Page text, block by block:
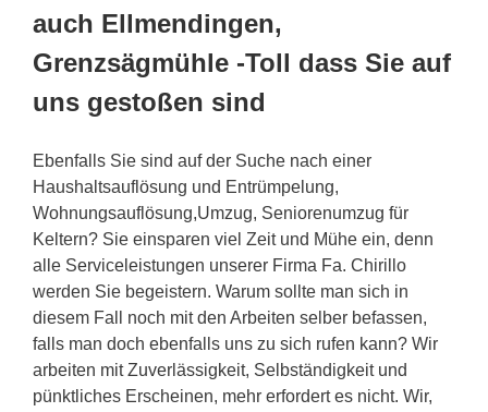
auch Ellmendingen,
Grenzsägmühle -Toll dass Sie auf
uns gestoßen sind
Ebenfalls Sie sind auf der Suche nach einer
Haushaltsauflösung und Entrümpelung,
Wohnungsauflösung,Umzug, Seniorenumzug für
Keltern? Sie einsparen viel Zeit und Mühe ein, denn
alle Serviceleistungen unserer Firma Fa. Chirillo
werden Sie begeistern. Warum sollte man sich in
diesem Fall noch mit den Arbeiten selber befassen,
falls man doch ebenfalls uns zu sich rufen kann? Wir
arbeiten mit Zuverlässigkeit, Selbständigkeit und
pünktliches Erscheinen, mehr erfordert es nicht. Wir,